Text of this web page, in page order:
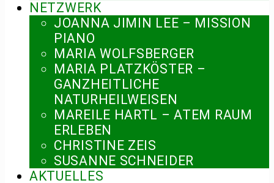
NETZWERK
JOANNA JIMIN LEE – MISSION
PIANO
MARIA WOLFSBERGER
MARIA PLATZKÖSTER –
GANZHEITLICHE
NATURHEILWEISEN
MAREILE HARTL – ATEM RAUM
ERLEBEN
CHRISTINE ZEIS
SUSANNE SCHNEIDER
AKTUELLES